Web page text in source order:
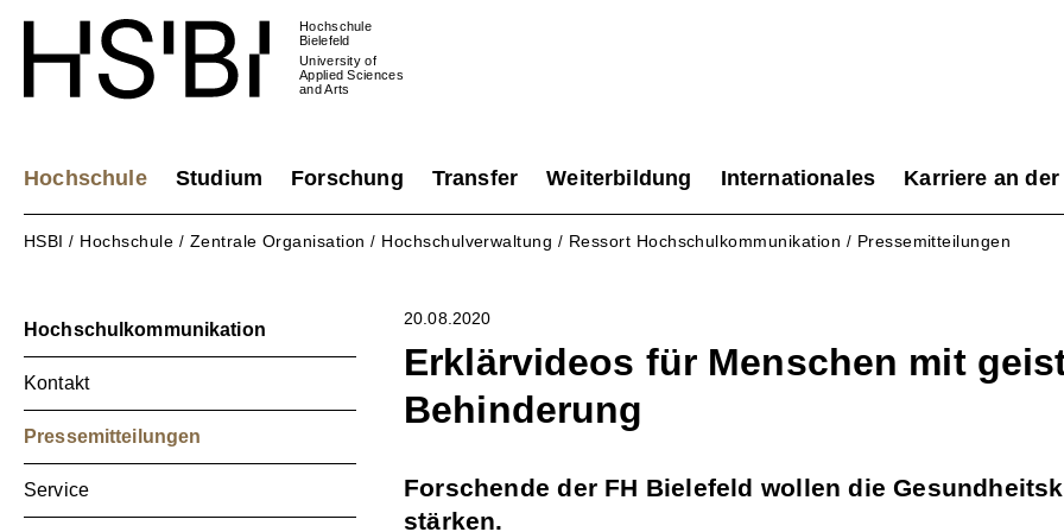
Hochschule
Bielefeld
University of
Applied Sciences
and Arts
Hochschule Studium Forschung Transfer Weiterbildung Internationales Karriere an der
HSBI / Hochschule / Zentrale Organisation / Hochschulverwaltung / Ressort Hochschulkommunikation / Pressemitteilungen
20.08.2020
Erklärvideos für Menschen mit
Behinderung
Forschende der FH Bielefeld wollen die
stärken.
Hochschulkommunikation
Kontakt
Pressemitteilungen
Service